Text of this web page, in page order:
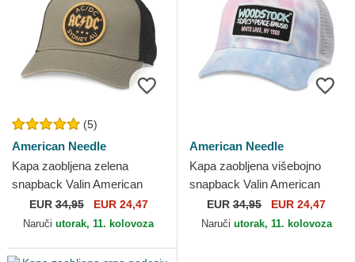
(5)
American Needle
Kapa zaobljena zelena
snapback Valin American
Needle
EUR34,95 EUR 24,47
Naruči utorak, 11. kolovoza
American Needle
Kapa zaobljena višebojno
snapback Valin American
Needle
EUR 34,95 EUR 24,47
Naruči utorak, 11. kolovoza